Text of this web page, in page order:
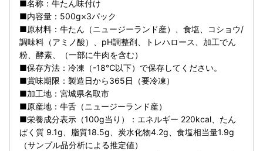
■名称：牛たん味付け
■内容量：500g×3パック
■原材料：牛たん（ニュージーランド産）、食塩、コショウ/
調味料（アミノ酸）、pH調整剤、トレハロース、加工でん
粉、酵素、（一部に牛肉を含む）
■保存方法：冷凍（-18℃以下）で保存してください。
■賞味期限：製造日から365日（要冷凍）
■加工地：宮城県名取市
■原産地：牛舌（ニュージーランド産）
■栄養成分表示（100g当り）：エネルギー 220kcal、たん
ぱく質 9.1g、脂質18.5g、炭水化物4.2g、食塩相当量1.9g
（サンプル品分析による推定値）